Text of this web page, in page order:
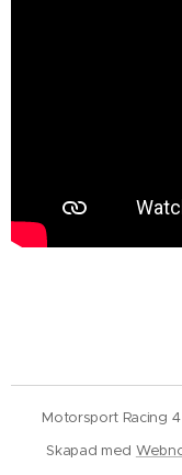
Motorsport Racing
Skapad med